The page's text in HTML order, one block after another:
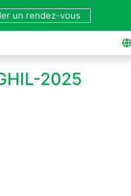
un rendez-vous
2025